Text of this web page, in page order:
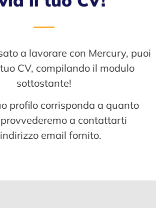
a lavorare con Mercury, puoi
CV, compilando il modulo
sottostante!
profilo corrisponda a quanto
a contattarti
email fornito.